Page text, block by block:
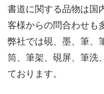
書道に関する品物は国
客様からの問合わせも
弊社では硯、墨、筆、
筒、筆架、硯屏、筆洗
ております。